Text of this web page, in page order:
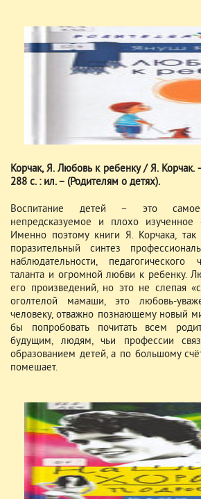
Корчак, Я. Любовь к ребенку / Я. Корчак.
288 с. : ил. – (Родителям о детях).
Воспитание детей – это
непредсказуемое и плохо изученное
Именно поэтому книги Я. Корчака,
поразительный синтез
наблюдательности, педагогического
таланта и огромной любви к ребенку.
его произведений, но это не слепая
оголтелой мамаши, это любовь-
человеку, отважно познающему новый
бы попробовать почитать всем
будущим, людям, чьи профессии
образованием детей, а по большому
помешает.